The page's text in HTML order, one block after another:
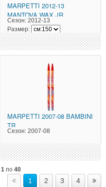
MARPETTI 2012-13
MANTOVA WAX JR
Сезон: 2012-13
Размер:
MARPETTI 2007-08 BAMBINI
TR
Сезон: 2007-08
1 по 40
1 2 3 4